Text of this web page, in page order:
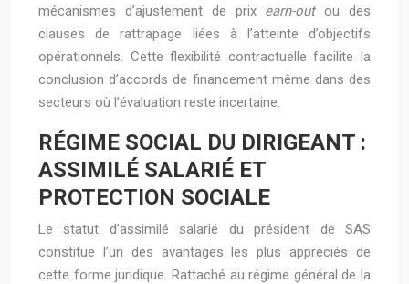
mécanismes d’ajustement de prix earn-outou des
clauses de rattrapage liées à l’atteinte d’objectifs
opérationnels. Cette flexibilité contractuelle facilite la
conclusion d’accords de financement même dans des
secteurs où l’évaluation reste incertaine.
RÉGIME SOCIAL DU DIRIGEANT :
ASSIMILÉ SALARIÉ ET
PROTECTION SOCIALE
Le statut d’assimilé salarié du président de SAS
constitue l’un des avantages les plus appréciés de
cette forme juridique. Rattaché au régime général de la